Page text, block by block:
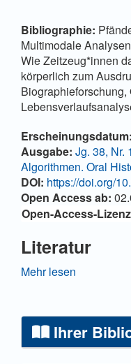
Bibliographie:
Multimodale
Wie Zeitzeug*innen
körperlich zum
Biographieforschung,
Artikel-
Erscheinungsdatum:
Ausgabe: Jg. 38, Nr.
Algorithmen. Oral
DOI: https://doi.org/
Open Access ab:
Open-Access-
Literatur
Apel, Linde, Almut
erzählen, Geschichte
Jahrhundert, Forum
Metropol, 193-222.
Mehr lesen
Ihrer